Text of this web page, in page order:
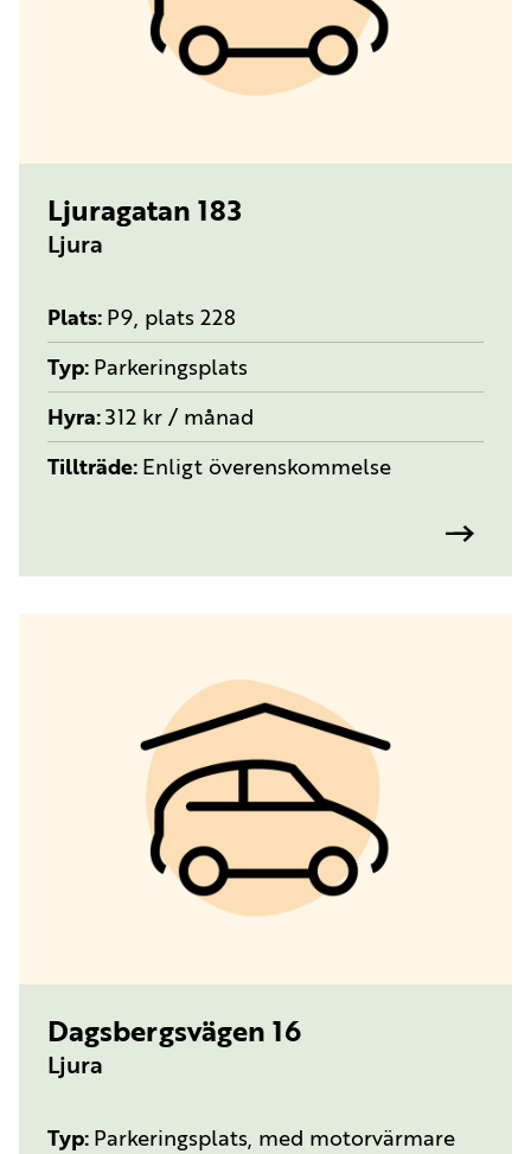
Ljuragatan 183
Ljura
Plats P9, plats 228
Typ Parkeringsplats
Hyra 312 kr / månad
Tillträde Enligt överenskommelse
Dagsbergsvägen 16
Ljura
Typ Parkeringsplats, med motorvärmare